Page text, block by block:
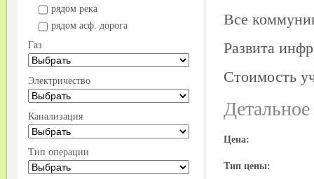
рядом река
рядом асф. дорога
Газ
Электричество
Канализация
Тип операции
Все
Развита
Стоимость
Цена:
Тип цены: